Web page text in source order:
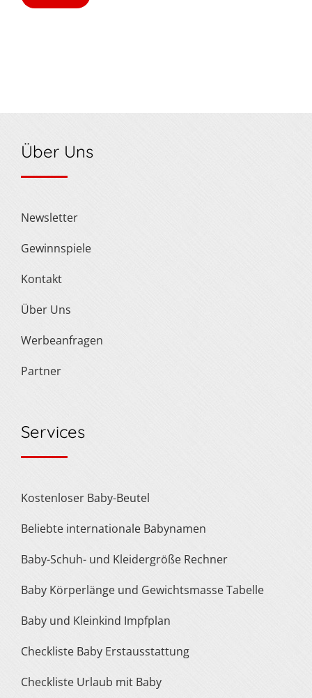
Über Uns
Newsletter
Gewinnspiele
Kontakt
Über Uns
Werbeanfragen
Partner
Services
Kostenloser Baby-Beutel
Beliebte internationale Babynamen
Baby-Schuh- und Kleidergröße Rechner
Baby Körperlänge und Gewichtsmasse Tabelle
Baby und Kleinkind Impfplan
Checkliste Baby Erstausstattung
Checkliste Urlaub mit Baby